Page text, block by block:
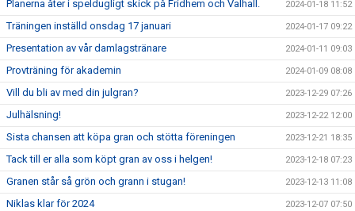
Planerna åter i speldugligt skick på Fridhem och Valhall. 2024-01-18 11:52
Träningen inställd onsdag 17 januari 2024-01-17 09:22
Presentation av vår damlagstränare 2024-01-11 09:03
Provträning för akademin 2024-01-09 08:08
Vill du bli av med din julgran? 2023-12-29 07:26
Julhälsning! 2023-12-22 12:00
Sista chansen att köpa gran och stötta föreningen 2023-12-21 18:35
Tack till er alla som köpt gran av oss i helgen! 2023-12-18 07:23
Granen står så grön och grann i stugan! 2023-12-13 11:08
Niklas klar för 2024 2023-12-07 07:50